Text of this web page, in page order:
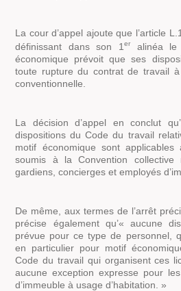
La cour d’appel ajoute que l’article
définissant dans son 1 eralinéa le
économique prévoit que ses
toute rupture du contrat de travail à
conventionnelle.
La décision d’appel en conclut qu’
dispositions du Code du travail
motif économique sont applicables
soumis à la Convention collective
gardiens, concierges et employés
De même, aux termes de l’arrêt
précise également qu’« aucune
prévue pour ce type de personnel,
en particulier pour motif
Code du travail qui organisent ces
aucune exception expresse pour
d’immeuble à usage d’habitation. »